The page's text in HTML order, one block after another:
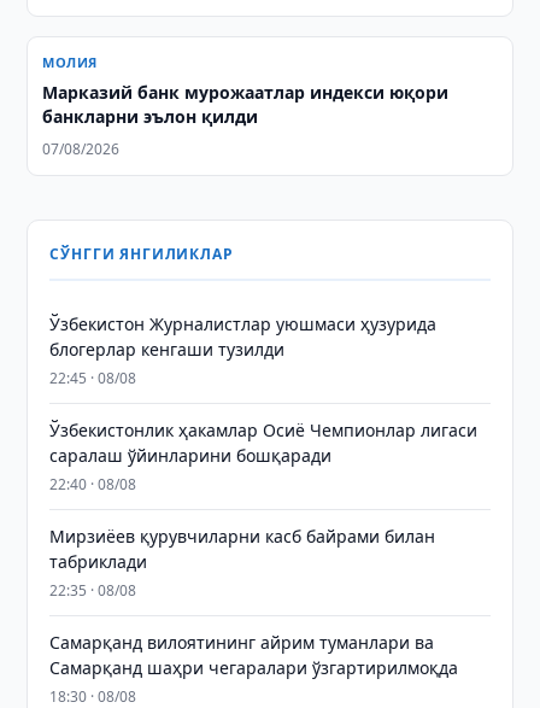
МОЛИЯ
Марказий банк мурожаатлар индекси юқори
банкларни эълон қилди
07/08/2026
СЎНГГИ ЯНГИЛИКЛАР
Ўзбекистон Журналистлар уюшмаси ҳузурида
блогерлар кенгаши тузилди
22:45 · 08/08
Ўзбекистонлик ҳакамлар Осиё Чемпионлар лигаси
саралаш ўйинларини бошқаради
22:40 · 08/08
Мирзиёев қурувчиларни касб байрами билан
табриклади
22:35 · 08/08
Самарқанд вилоятининг айрим туманлари ва
Самарқанд шаҳри чегаралари ўзгартирилмоқда
18:30 · 08/08